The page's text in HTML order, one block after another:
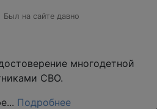
Был на сайте давно
многодетной
СВО.
Подробнее